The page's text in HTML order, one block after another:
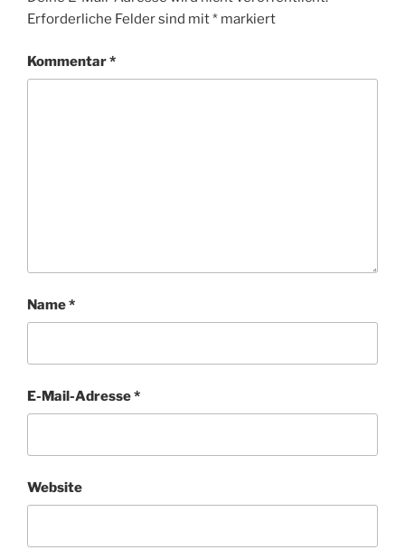
Erforderliche Felder sind mit* markiert
Kommentar*
Name*
E-Mail-Adresse*
Website